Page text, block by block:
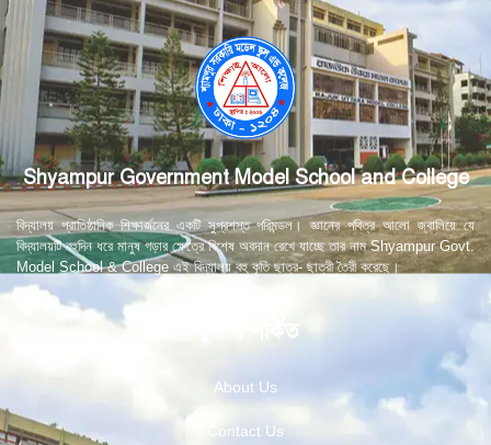
Shyampur Government Model School and College
বিদ্যালয় প্রাতিষ্ঠানিক শিক্ষার্জনের একটি সুপ্রশস্ত পরিমন্ডল। জ্ঞানের পবিত্র আলো জ্বালিয়ে যে
বিদ্যালয়টি বহুদিন ধরে মানুষ গড়ার ক্ষেত্রে বিশেষ অবদান রেখে যাচ্ছে তার নাম Shyampur Govt.
Model School & College এই বিদ্যালয় বহু কৃতি ছাত্র- ছাত্রী তৈরী করেছে।
স্কুল সম্পর্কিত
About Us
Contact Us